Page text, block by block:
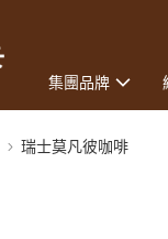
集團品牌
瑞士莫凡彼咖啡